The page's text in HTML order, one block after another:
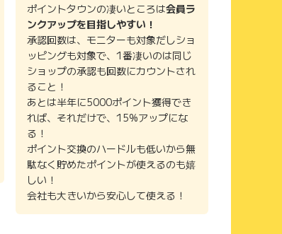
ポイントタウンの凄いところは会員ラ
ンクアップを目指しやすい！
承認回数は、モニターも対象だしショ
ッピングも対象で、1番凄いのは同じ
ショップの承認も回数にカウントされ
ること！
あとは半年に5000ポイント獲得でき
れば、それだけで、15%アップにな
る！
ポイント交換のハードルも低いから無
駄なく貯めたポイントが使えるのも嬉
しい！
会社も大きいから安心して使える！